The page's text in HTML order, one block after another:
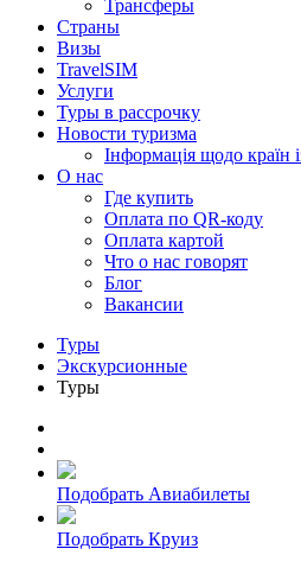
Трансферы
Страны
Визы
TravelSIM
Услуги
Туры в рассрочку
Новости туризма
Інформація щодо
О нас
Где купить
Оплата по QR-коду
Оплата картой
Что о нас говорят
Блог
Вакансии
Туры
Экскурсионные
Туры
Подобрать Авиабилеты
Подобрать Круиз